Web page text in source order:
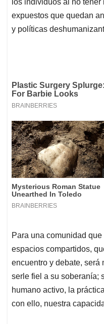
los individuos al no
expuestos que quedan
y políticas
Para una comunidad
espacios compartidos,
encuentro y debate, será
serle fiel a su soberanía;
humano activo, la
con ello, nuestra